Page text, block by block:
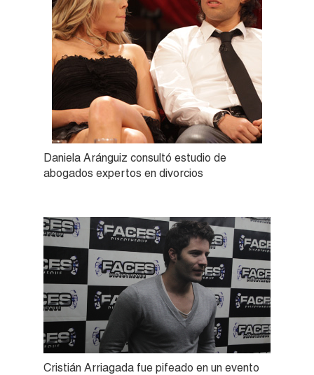
Daniela Aránguiz consultó estudio de
abogados expertos en divorcios
Cristián Arriagada fue pifeado en un evento